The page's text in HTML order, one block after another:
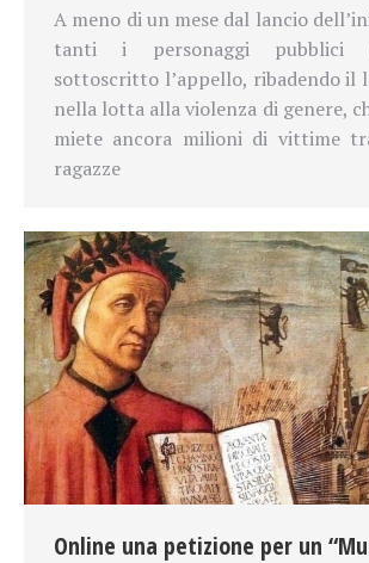
A meno di un mese dal lancio
tanti i personaggi pubblici
sottoscritto l’appello, ribadendo il
nella lotta alla violenza di genere,
miete ancora milioni di vittime
ragazze
Online una petizione per un